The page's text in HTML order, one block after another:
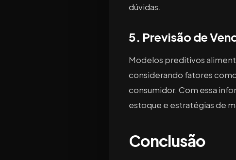
dúvidas.
5. Previsão de
Modelos preditivos
considerando fatores
consumidor. Com essa
estoque e estratégias de
Conclusão